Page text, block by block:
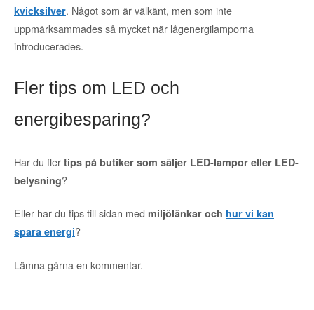
kvicksilver. Något som är välkänt, men som inte
uppmärksammades så mycket när lågenergilamporna
introducerades.
Fler tips om LED och
energibesparing?
Har du fler tips på butiker som säljer LED-lampor eller LED-
belysning?
Eller har du tips till sidan med miljölänkar och hur vi kan
spara energi?
Lämna gärna en kommentar.